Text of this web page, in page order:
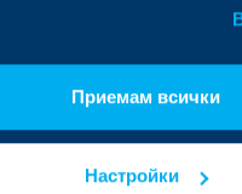
Приемам всички
Настройки